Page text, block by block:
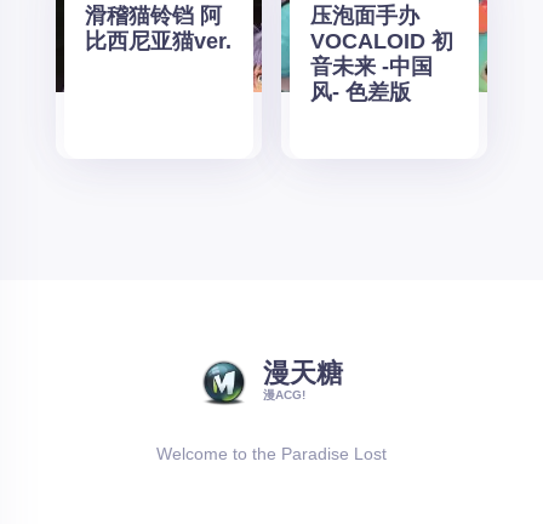
滑稽猫铃铛 阿
比西尼亚猫ver.
压泡面手办
VOCALOID 初
音未来 -中国
风- 色差版
漫天糖
漫ACG!
Welcome to the Paradise Lost